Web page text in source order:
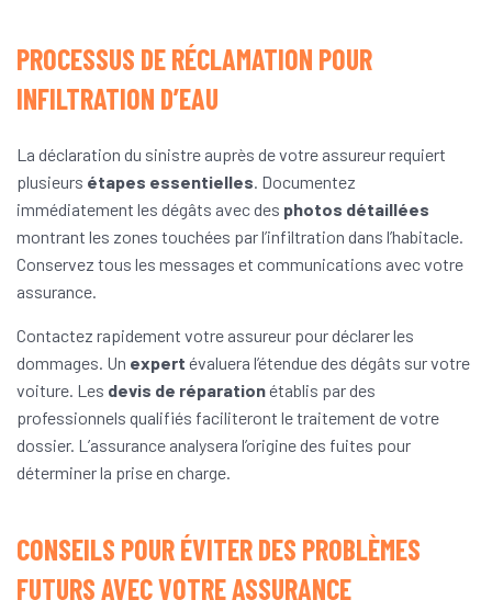
PROCESSUS DE RÉCLAMATION POUR
INFILTRATION D’EAU
La déclaration du sinistre auprès de votre assureur requiert
plusieurs étapes essentielles . Documentez
immédiatement les dégâts avec des photos détaillées
montrant les zones touchées par l’infiltration dans l’habitacle.
Conservez tous les messages et communications avec votre
assurance.
Contactez rapidement votre assureur pour déclarer les
dommages. Un expert évaluera l’étendue des dégâts sur votre
voiture. Les devis de réparationétablis par des
professionnels qualifiés faciliteront le traitement de votre
dossier. L’assurance analysera l’origine des fuites pour
déterminer la prise en charge.
CONSEILS POUR ÉVITER DES PROBLÈMES
FUTURS AVEC VOTRE ASSURANCE